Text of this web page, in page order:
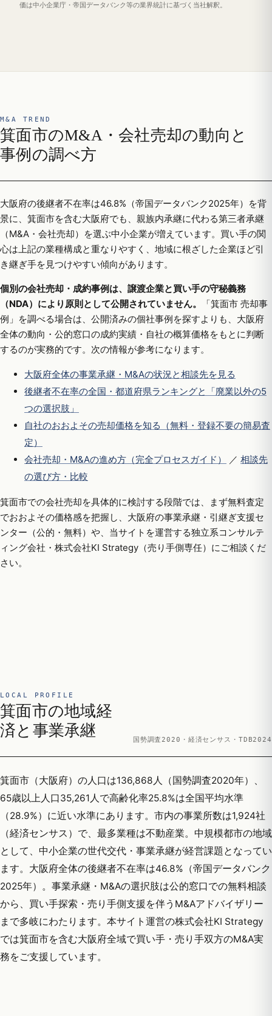
価は中小企業庁・帝国データバンク等の業界統計に基づく当社解釈。
M&A TREND
箕面市のM&A・会社売却の動向と
事例の調べ方
大阪府の後継者不在率は46.8%（帝国データバンク2025年）を背
景に、箕面市を含む大阪府でも、親族内承継に代わる第三者承継
（M&A・会社売却）を選ぶ中小企業が増えています。買い手の関
心は上記の業種構成と重なりやすく、地域に根ざした企業ほど引
き継ぎ手を見つけやすい傾向があります。
個別の会社売却・成約事例は、譲渡企業と買い手の守秘義務
（NDA）により原則として公開されていません。
「箕面市 売却事
例」を調べる場合は、公開済みの個社事例を探すよりも、大阪府
全体の動向・公的窓口の成約実績・自社の概算価格をもとに判断
するのが実務的です。次の情報が参考になります。
大阪府全体の事業承継・M&Aの状況と相談先を見る
後継者不在率の全国・都道府県ランキングと「廃業以外の5
つの選択肢」
自社のおおよその売却価格を知る（無料・登録不要の簡易査
定）
会社売却・M&Aの進め方（完全プロセスガイド）
／ 相談先
の選び方・比較
箕面市での会社売却を具体的に検討する段階では、まず無料査定
でおおよその価格感を把握し、大阪府の事業承継・引継ぎ支援セ
ンター（公的・無料）や、当サイトを運営する独立系コンサルテ
ィング会社・株式会社KI Strategy（売り手側専任）にご相談くだ
さい。
LOCAL PROFILE
箕面市の地域経
済と事業承継
国勢調査2020・経済センサス・TDB2024
箕面市（大阪府）の人口は136,868人（国勢調査2020年）、
65歳以上人口35,261人で高齢化率25.8%は全国平均水準
（28.9%）に近い水準にあります。市内の事業所数は1,924社
（経済センサス）で、最多業種は不動産業。中規模都市の地域
として、中小企業の世代交代・事業承継が経営課題となってい
ます。大阪府全体の後継者不在率は46.8%（帝国データバンク
2025年）。事業承継・M&Aの選択肢は公的窓口での無料相談
から、買い手探索・売り手側支援を伴うM&Aアドバイザリー
まで多岐にわたります。本サイト運営の株式会社KI Strategy
では箕面市を含む大阪府全域で買い手・売り手双方のM&A実
務をご支援しています。